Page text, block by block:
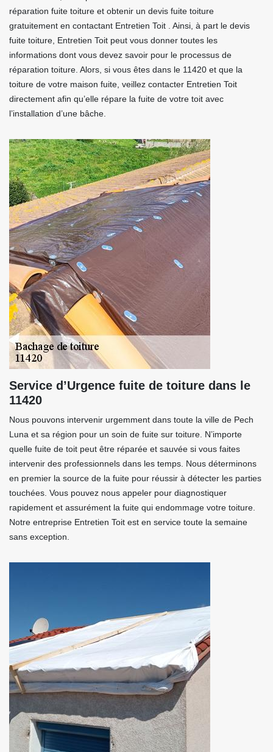
réparation fuite toiture et obtenir un devis fuite toiture
gratuitement en contactant Entretien Toit . Ainsi, à part le devis
fuite toiture, Entretien Toit peut vous donner toutes les
informations dont vous devez savoir pour le processus de
réparation toiture. Alors, si vous êtes dans le 11420 et que la
toiture de votre maison fuite, veillez contacter Entretien Toit
directement afin qu’elle répare la fuite de votre toit avec
l’installation d’une bâche.
Service d’Urgence fuite de toiture dans le
11420
Nous pouvons intervenir urgemment dans toute la ville de Pech
Luna et sa région pour un soin de fuite sur toiture. N’importe
quelle fuite de toit peut être réparée et sauvée si vous faites
intervenir des professionnels dans les temps. Nous déterminons
en premier la source de la fuite pour réussir à détecter les parties
touchées. Vous pouvez nous appeler pour diagnostiquer
rapidement et assurément la fuite qui endommage votre toiture.
Notre entreprise Entretien Toit est en service toute la semaine
sans exception.